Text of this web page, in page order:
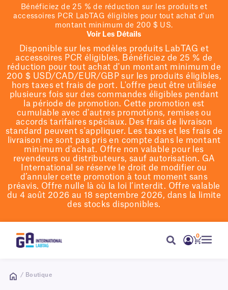
Bénéficiez de 25 % de réduction sur les produits et
accessoires PCR LabTAG éligibles pour tout achat d'un
montant minimum de 200 $ US.
Voir Les Détails
Disponible sur les modèles produits LabTAG et
accessoires PCR éligibles. Bénéficiez de 25 % de
réduction pour tout achat d'un montant minimum de
200 $ USD/CAD/EUR/GBP sur les produits éligibles,
hors taxes et frais de port. L'offre peut être utilisée
plusieurs fois sur des commandes éligibles pendant
la période de promotion. Cette promotion est
cumulable avec d'autres promotions, remises ou
accords tarifaires spéciaux. Des frais de livraison
standard peuvent s'appliquer. Les taxes et les frais de
livraison ne sont pas pris en compte dans le montant
minimum d'achat. Offre non valable pour les
revendeurs ou distributeurs, sauf autorisation. GA
International se réserve le droit de modifier ou
d’annuler cette promotion à tout moment sans
préavis. Offre nulle là où la loi l’interdit. Offre valable
du 4 août 2026 au 18 septembre 2026, dans la limite
des stocks disponibles.
0
/ Boutique